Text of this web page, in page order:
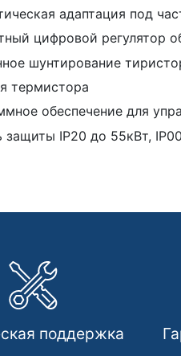
адаптация под
цифровой регулятор
шунтирование
термистора
обеспечение для
защиты IP20 до 55кВт,
поддержка